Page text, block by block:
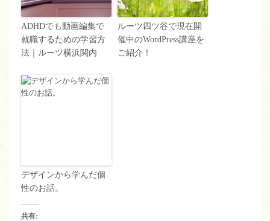
ADHDでも動画編集で
就職するための学習方
法｜ルーツ横浜関内
ルーツ四ツ谷で現在開
催中のWordPress講座を
ご紹介！
デザインから学んだ個
性のお話。
共有: